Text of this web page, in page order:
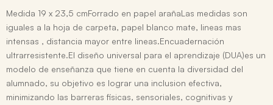
Medida 19 x 23,5 cmForrado en papel arañaLas medidas son
iguales a la hoja de carpeta, papel blanco mate, lineas mas
intensas , distancia mayor entre lineas.Encuadernación
ultrarresistente.El diseño universal para el aprendizaje (DUA)es un
modelo de enseñanza que tiene en cuenta la diversidad del
alumnado, su objetivo es lograr una inclusion efectiva,
minimizando las barreras fisicas, sensoriales, cognitivas y